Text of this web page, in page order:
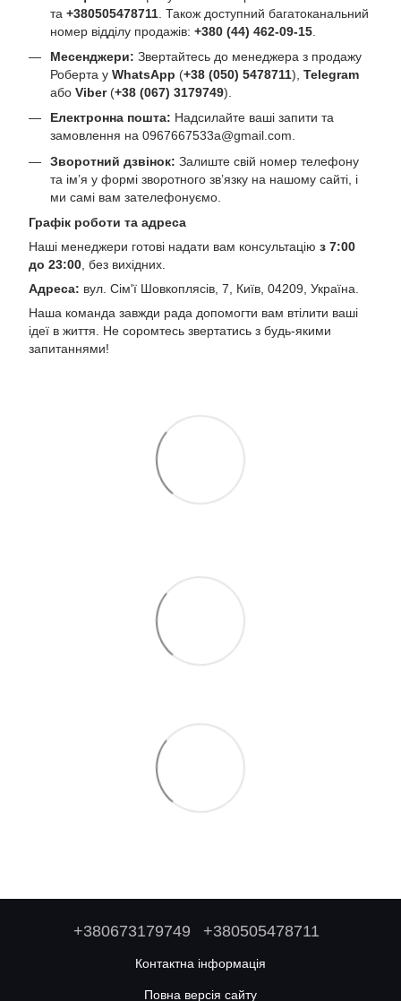
та +380505478711 . Також доступний багатоканальний
номер відділу продажів: +380 (44) 462-09-15
Месенджери: Звертайтесь до менеджера з продажу
Роберта у WhatsApp (+38 (050) 5478711), Telegram
або Viber(+38 (067) 3179749).
Електронна пошта: Надсилайте ваші запити та
замовлення на 0967667533a@gmail.com.
Зворотний дзвінок: Залиште свій номер телефону
та ім’я у формі зворотного зв’язку на нашому сайті, і
ми самі вам зателефонуємо.
Графік роботи та адреса
Наші менеджери готові надати вам консультацію з 7:00
до 23:00 , без вихідних.
Адреса: вул. Сім'ї Шовкоплясів, 7, Київ, 04209, Україна.
Наша команда завжди рада допомогти вам втілити ваші
ідеї в життя. Не соромтесь звертатись з будь-якими
запитаннями!
+380673179749 +380505478711
Контактна інформація
Повна версія сайту